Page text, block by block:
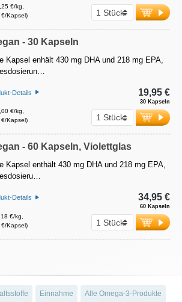
€/kg,
Kapsel)
- 30 Kapseln
Kapsel enhält 430 mg DHA und 218 mg EPA,
Details
€/kg,
Kapsel)
30 Kapseln
19,95 €
- 60 Kapseln, Violettglas
Kapsel enthält 430 mg DHA und 218 mg EPA,
Details
€/kg,
Kapsel)
60 Kapseln
34,95 €
Einnahme Alle Omega-3-Produkte